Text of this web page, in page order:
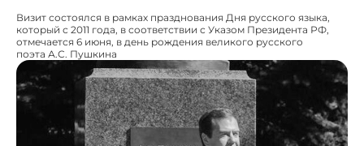
Визит состоялся в рамках празднования Дня русского языка,
который с 2011 года, в соответствии с Указом Президента РФ,
отмечается 6 июня, в день рождения великого русского
поэта А.С. Пушкина